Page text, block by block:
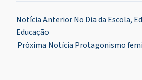
Navegação
de
Notícia AnteriorNo Dia da Escola,
Educação
Próxima Notícia Protagonismo